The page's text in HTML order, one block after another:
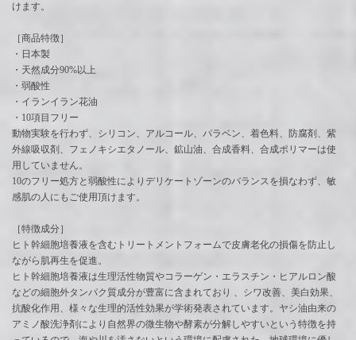
けます。
［商品特徴］
・日本製
・天然成分90%以上
・弱酸性
・イランイラン花油
・10項目フリー
動物実験を行わず、シリコン、アルコール、パラベン、着色料、防腐剤、紫
外線吸収剤、フェノキシエタノール、鉱山油、合成香料、合成ポリマーは使
用していません。
10のフリー処方と弱酸性によりデリケートゾーンのバランスを損なわず、敏
感肌の人にもご使用頂けます。
［特徴成分］
ヒト幹細胞培養液を含むトリートメントフォームで皮膚老化の損傷を防止し
ながら肌再生を促進。
ヒト幹細胞培養液は生理活性物質やコラーゲン・エラスチン・ヒアルロン酸
などの細胞外タンパク質成分が豊富に含まれており 、シワ改善、美白効果、
抗酸化作用、様々な生理的活性効果が学術発表されています。ヤシ油由来の
アミノ酸洗浄剤により自然界の微生物や酵素が分解しやすいという特徴を持